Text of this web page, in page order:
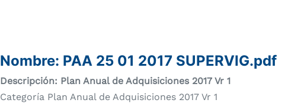
Nombre: PAA 25 01 2017 SUPERVIG.pdf
Descripción: Plan Anual de Adquisiciones 2017 Vr 1
Categoría Plan Anual de Adquisiciones 2017 Vr 1